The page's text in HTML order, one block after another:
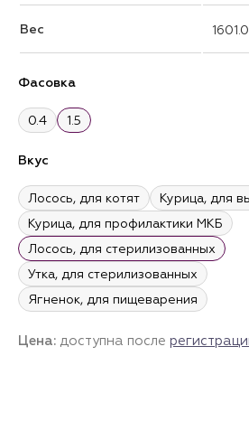
Вес
Фасовка
0.4 1.5
Вкус
Лосось, для котят
Курица, для
Курица, для профилактики МКБ
Лосось, для стерилизованных
Утка, для стерилизованных
Ягненок, для пищеварения
Цена: доступна после